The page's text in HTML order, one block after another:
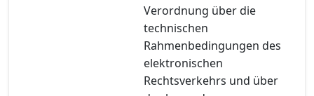
Verordnung über die
technischen
Rahmenbedingungen des
elektronischen
Rechtsverkehrs und über